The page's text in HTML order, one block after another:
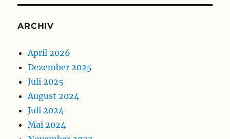
ARCHIV
April 2026
Dezember 2025
Juli 2025
August 2024
Juli 2024
Mai 2024